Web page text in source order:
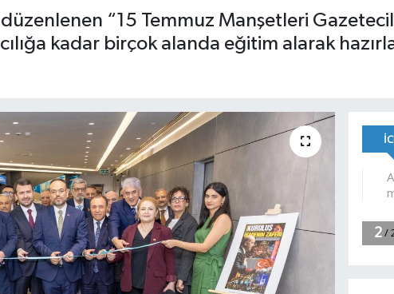
düzenlenen “15 Temmuz Manşetleri
kadar birçok alanda eğitim alarak